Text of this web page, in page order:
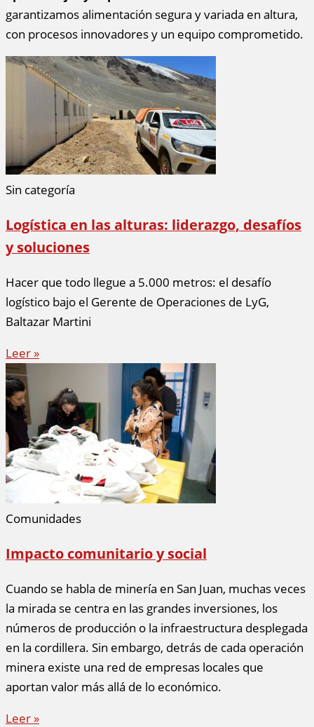
garantizamos alimentación segura y variada en altura,
con procesos innovadores y un equipo comprometido.
Sin categoría
Logística en las alturas: liderazgo, desafíos
y soluciones
Hacer que todo llegue a 5.000 metros: el desafío
logístico bajo el Gerente de Operaciones de LyG,
Baltazar Martini
Leer »
Comunidades
Impacto comunitario y social
Cuando se habla de minería en San Juan, muchas veces
la mirada se centra en las grandes inversiones, los
números de producción o la infraestructura desplegada
en la cordillera. Sin embargo, detrás de cada operación
minera existe una red de empresas locales que
aportan valor más allá de lo económico.
Leer »